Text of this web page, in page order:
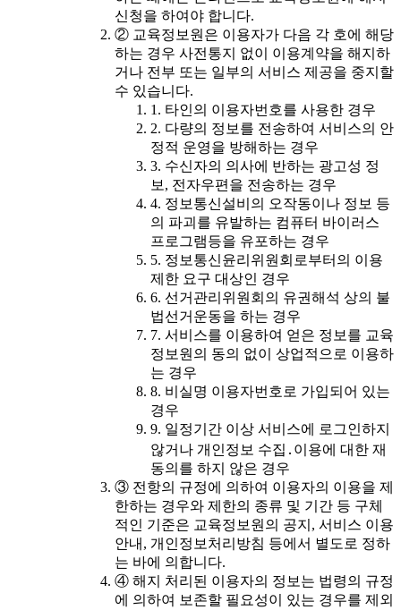
신청을 하여야 합니다.
② 교육정보원은 이용자가 다음 각 호에 해당
하는 경우 사전통지 없이 이용계약을 해지하
거나 전부 또는 일부의 서비스 제공을 중지할
수 있습니다.
1. 타인의 이용자번호를 사용한 경우
2. 다량의 정보를 전송하여 서비스의 안
정적 운영을 방해하는 경우
3. 수신자의 의사에 반하는 광고성 정
보, 전자우편을 전송하는 경우
4. 정보통신설비의 오작동이나 정보 등
의 파괴를 유발하는 컴퓨터 바이러스
프로그램등을 유포하는 경우
5. 정보통신윤리위원회로부터의 이용
제한 요구 대상인 경우
6. 선거관리위원회의 유권해석 상의 불
법선거운동을 하는 경우
7. 서비스를 이용하여 얻은 정보를 교육
정보원의 동의 없이 상업적으로 이용하
는 경우
8. 비실명 이용자번호로 가입되어 있는
경우
9. 일정기간 이상 서비스에 로그인하지
않거나 개인정보 수집․이용에 대한 재
동의를 하지 않은 경우
③ 전항의 규정에 의하여 이용자의 이용을 제
한하는 경우와 제한의 종류 및 기간 등 구체
적인 기준은 교육정보원의 공지, 서비스 이용
안내, 개인정보처리방침 등에서 별도로 정하
는 바에 의합니다.
④ 해지 처리된 이용자의 정보는 법령의 규정
에 의하여 보존할 필요성이 있는 경우를 제외